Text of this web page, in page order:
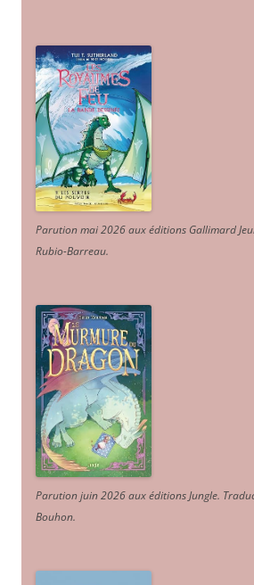
Parution mai 2026 aux éditions Gallimard
Rubio-Barreau.
Parution juin 2026 aux éditions Jungle.
Bouhon.